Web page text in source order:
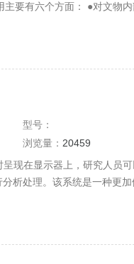
要有六个方面： ●对文物
、产地和用途提供重要信息
，镶嵌加工痕迹数据分析，
型号：
浏览量： 20459
现在显示器上，研究人
处理。该系统是一种更加
处理系统组成，全电池供
高，质量轻，便于携带